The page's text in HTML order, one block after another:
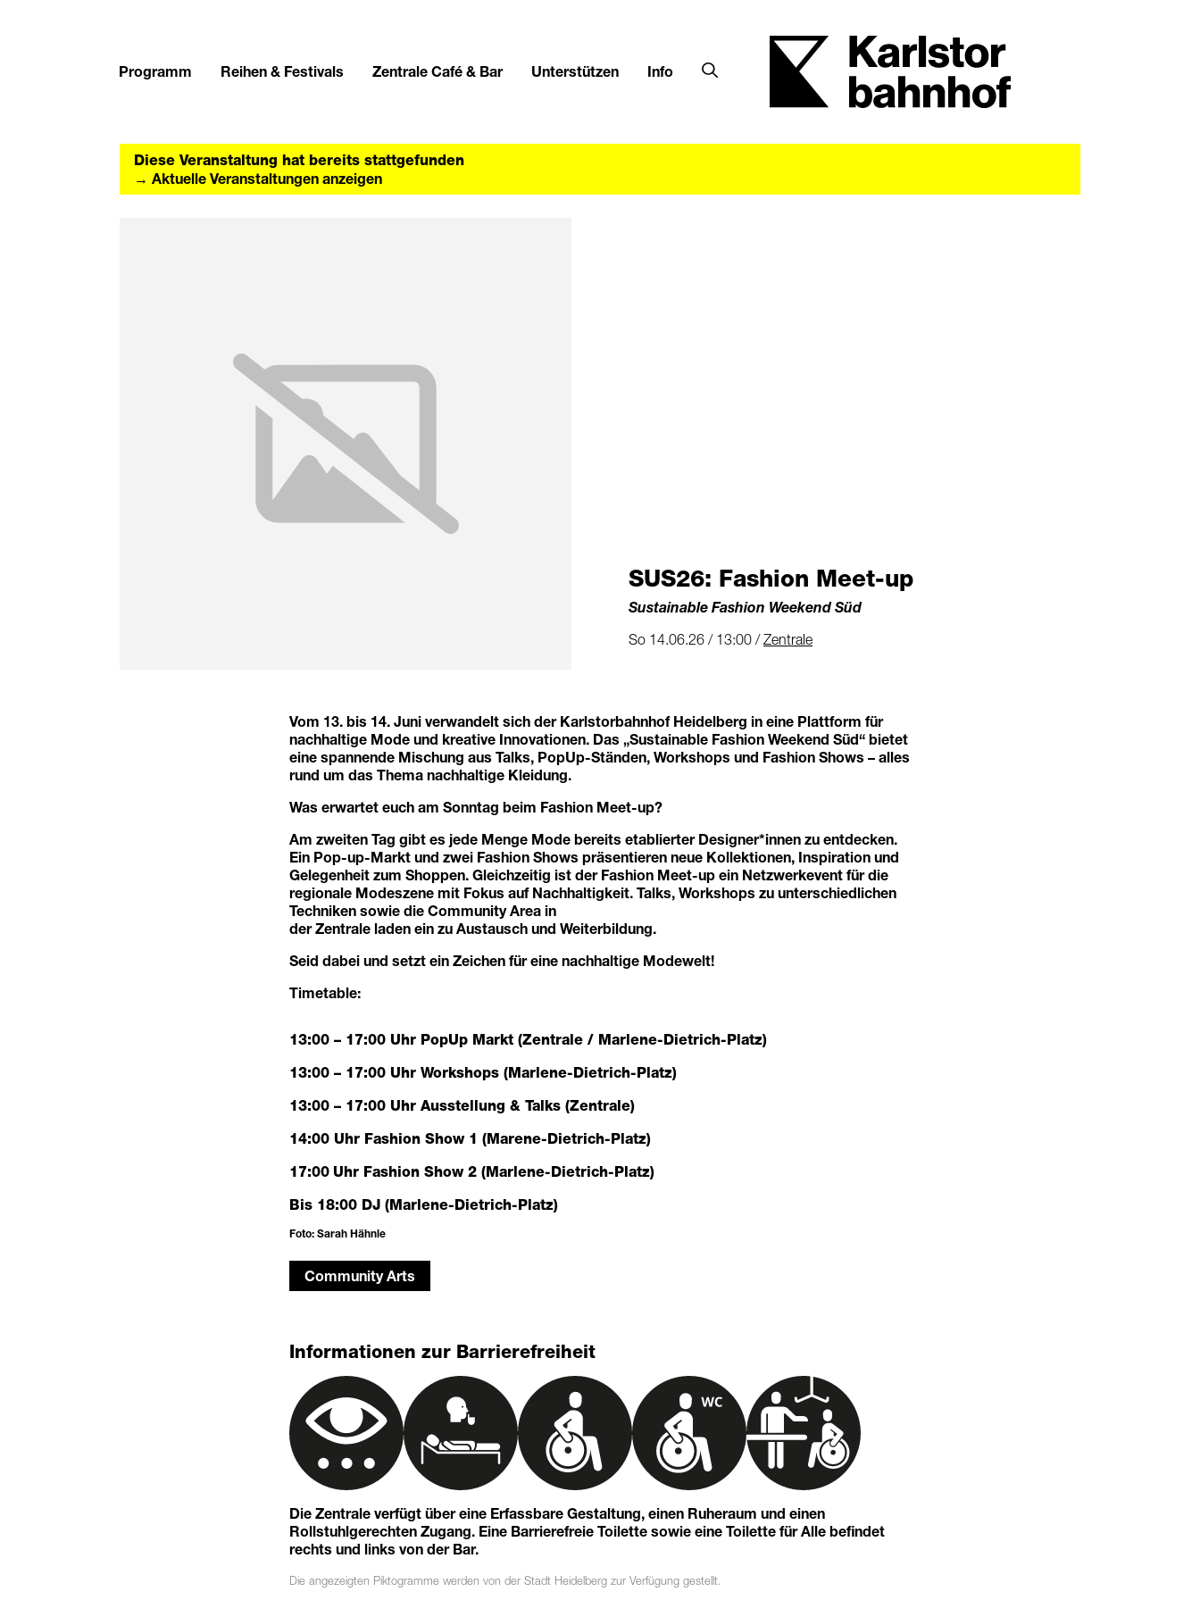
Programm Reihen & Festivals Zentrale Café & Bar Unterstützen Info
Diese Veranstaltung hat bereits stattgefunden
→ Aktuelle Veranstaltungen anzeigen
SUS26: Fashion Meet-up
Sustainable Fashion Weekend Süd
So 14.06.26 / 13:00 /Zentrale
Vom 13. bis 14. Juni verwandelt sich der Karlstorbahnhof Heidelberg in eine Plattform für
nachhaltige Mode und kreative Innovationen. Das „Sustainable Fashion Weekend Süd“ bietet
eine spannende Mischung aus Talks, PopUp-Ständen, Workshops und Fashion Shows – alles
rund um das Thema nachhaltige Kleidung.
Was erwartet euch am Sonntag beim Fashion Meet-up?
Am zweiten Tag gibt es jede Menge Mode bereits etablierter Designer*innen zu entdecken.
Ein Pop-up-Markt und zwei Fashion Shows präsentieren neue Kollektionen, Inspiration und
Gelegenheit zum Shoppen. Gleichzeitig ist der Fashion Meet-up ein Netzwerkevent für die
regionale Modeszene mit Fokus auf Nachhaltigkeit. Talks, Workshops zu unterschiedlichen
Techniken sowie die Community Area in
der Zentrale laden ein zu Austausch und Weiterbildung.
Seid dabei und setzt ein Zeichen für eine nachhaltige Modewelt!
Timetable:
13:00 – 17:00 Uhr PopUp Markt (Zentrale / Marlene-Dietrich-Platz)
13:00 – 17:00 Uhr Workshops (Marlene-Dietrich-Platz)
13:00 – 17:00 Uhr Ausstellung & Talks (Zentrale)
14:00 Uhr Fashion Show 1 (Marene-Dietrich-Platz)
17:00 Uhr Fashion Show 2 (Marlene-Dietrich-Platz)
Bis 18:00 DJ (Marlene-Dietrich-Platz)
Foto: Sarah Hähnle
Community Arts
Informationen zur Barrierefreiheit
Die Zentrale verfügt über eine Erfassbare Gestaltung, einen Ruheraum und einen
Rollstuhlgerechten Zugang. Eine Barrierefreie Toilette sowie eine Toilette für Alle befindet
rechts und links von der Bar.
Die angezeigten Piktogramme werden von der Stadt Heidelberg zur Verfügung gestellt.